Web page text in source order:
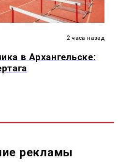
2 часа назад
в Архангельске:
рекламы